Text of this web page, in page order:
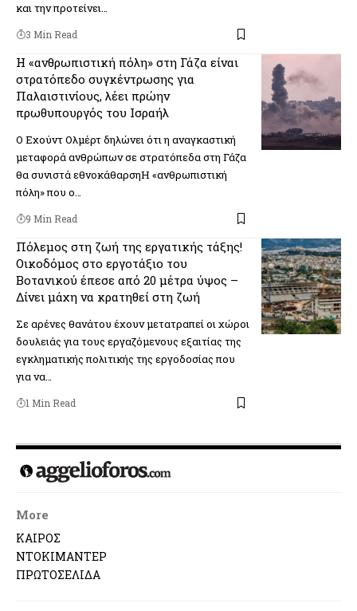
και την προτείνει…
3 Min Read
Η «ανθρωπιστική πόλη» στη Γάζα είναι
στρατόπεδο συγκέντρωσης για
Παλαιστινίους, λέει πρώην
πρωθυπουργός του Ισραήλ
Ο Εχούντ Ολμέρτ δηλώνει ότι η αναγκαστική
μεταφορά ανθρώπων σε στρατόπεδα στη Γάζα
θα συνιστά εθνοκάθαρσηΗ «ανθρωπιστική
πόλη» που ο…
9 Min Read
Πόλεμος στη ζωή της εργατικής τάξης!
Οικοδόμος στο εργοτάξιο του
Βοτανικού έπεσε από 20 μέτρα ύψος –
Δίνει μάχη να κρατηθεί στη ζωή
Σε αρένες θανάτου έχουν μετατραπεί οι χώροι
δουλειάς για τους εργαζόμενους εξαιτίας της
εγκληματικής πολιτικής της εργοδοσίας που
για να…
1 Min Read
More
ΚΑΙΡΟΣ
ΝΤΟΚΙΜΑΝΤΕΡ
ΠΡΩΤΟΣΕΛΙΔΑ